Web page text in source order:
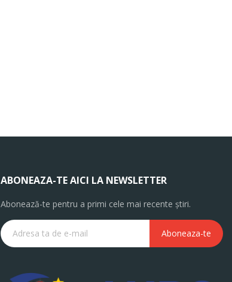
ABONEAZA-TE AICI LA NEWSLETTER
Abonează-te pentru a primi cele mai recente știri.
Aboneaza-te